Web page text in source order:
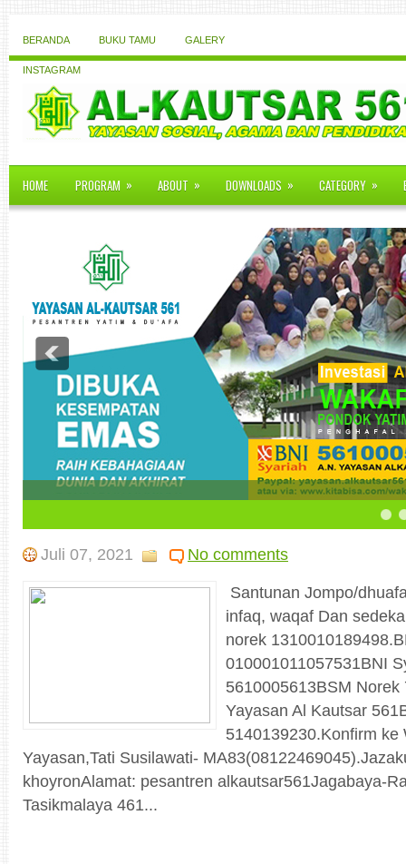
BERANDA BUKU TAMU GALERY
INSTAGRAM
HOME PROGRAM » ABOUT » DOWNLOADS » CATEGORY »
Juli 07, 2021
No comments
Santunan Jompo/
infaq, waqaf Dan
norek
010001011057531BNI
5610005613BSM Norek
Yayasan Al Kautsar
5140139230.Konfirm ke
Yayasan,Tati Susilawati-
khoyronAlamat: pesantren alkautsar561Jagabaya-
Tasikmalaya 461...